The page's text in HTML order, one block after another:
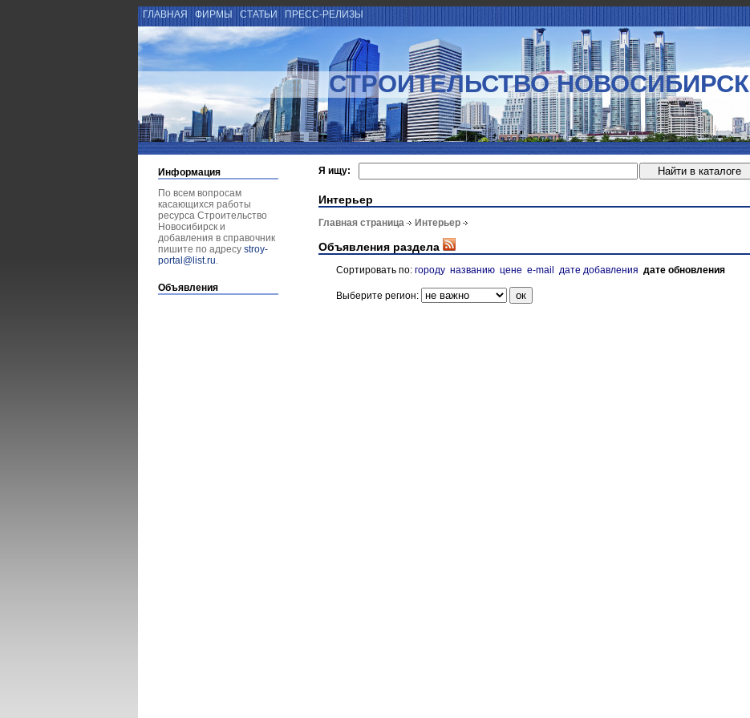
ГЛАВНАЯ ФИРМЫ СТАТЬИ ПРЕСС-РЕЛИЗЫ
СТРОИТЕЛЬСТВО НОВОСИБИРСК
Информация
По всем вопросам
касающихся работы
ресурса Строительство
Новосибирск и
добавления в справочник
пишите по адресу stroy-
portal@list.ru.
Объявления
Я ищу:
Интерьер
Главная страница Интерьер
Объявления раздела
Сортировать по: городу названию цене e-mail дате добавления дате обновления
Выберите регион: